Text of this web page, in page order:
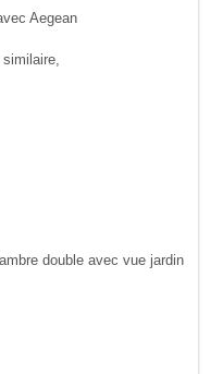
Aegean
double avec vue jardin